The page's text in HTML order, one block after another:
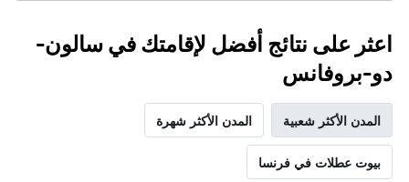
اعثر على نتائج أفضل لإقامتك في سالون-
دو-بروفانس
المدن الأكثر شعبية المدن الأكثر شهرة
بيوت عطلات في فرنسا